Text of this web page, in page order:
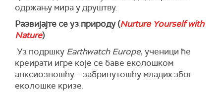
одржању мира у друштву.
Развијајте се уз природу (Nurture Yourself with
Nature)
Уз подршку Earthwatch Europe, ученици ће
креирати игре које се баве еколошком
анксиозношћу – забринутошћу младих због
еколошке кризе.